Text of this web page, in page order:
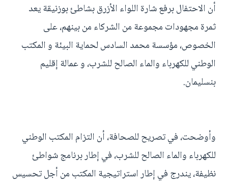
أن الاحتفال برفع شارة اللواء الأزرق بشاطئ بوزنيقة يعد
ثمرة مجهودات مجموعة من الشركاء من بينهم، على
الخصوص، مؤسسة محمد السادس لحماية البيئة و المكتب
الوطني للكهرباء والماء الصالح للشرب، و عمالة إقليم
بنسليمان.
وأوضحت، في تصريح للصحافة، أن التزام المكتب الوطني
للكهرباء والماء الصالح للشرب، في إطار برنامج شواطئ
نظيفة، يندرج في إطار استراتيجية المكتب من أجل تحسيس